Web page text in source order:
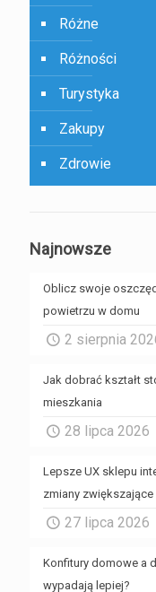
Różne
Różności
Turystyka
Zakupy
Zdrowie
Najnowsze
Oblicz swoje
powietrzu w domu
2 sierpnia
Jak dobrać kształt
mieszkania
28 lipca 2026
Lepsze UX sklepu
zmiany
27 lipca 2026
Konfitury domowe a
wypadają lepiej?